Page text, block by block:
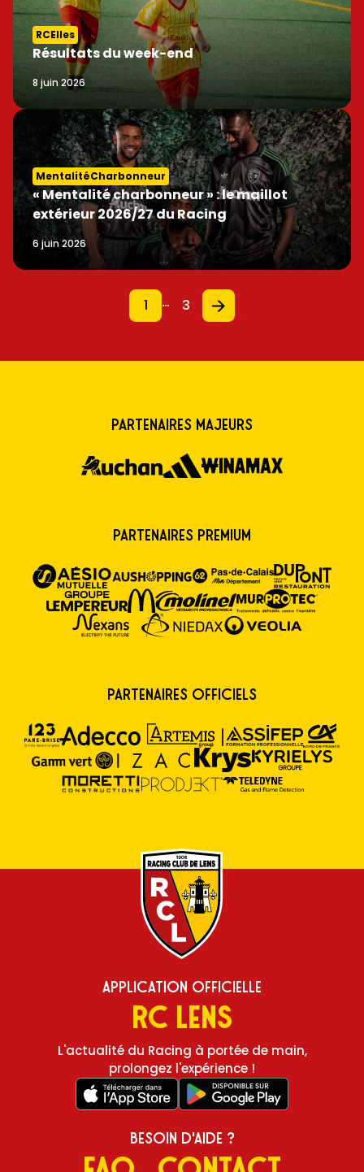
RCElles
Résultats du week-end
8 juin 2026
MentalitéCharbonneur
« Mentalité charbonneur » : le maillot
extérieur 2026/27 du Racing
6 juin 2026
1 … 3
Partenaires majeurs
Partenaires premium
Partenaires Officiels
Application Officielle
RC Lens
L'actualité du Racing à portée de main,
prolongez l'expérience !
Besoin d'aide ?